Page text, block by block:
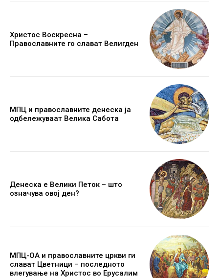
Христос Воскресна –
Православните го слават Велигден
МПЦ и православните денеска ја
одбележуваат Велика Сабота
Денеска е Велики Петок – што
означува овој ден?
МПЦ-ОА и православните цркви ги
слават Цветници – последното
влегување на Христос во Ерусалим